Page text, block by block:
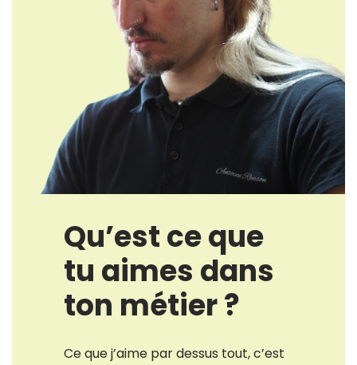
Qu’est ce que
tu aimes dans
ton métier ?
Ce que j’aime par dessus tout, c’est